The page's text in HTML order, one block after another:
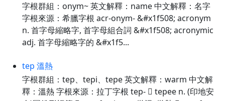
字根群組：onym~ 英文解釋：name 中文解釋：名字
字根來源：希臘字根 acr-onym- &#x1f508; acronym
n. 首字母縮略字, 首字母組合詞 &#x1f508; acronymic
adj. 首字母縮略字的 &#x1f5...
tep 溫熱
字根群組：tep、tepi、tepe 英文解釋：warm 中文解
釋：溫熱 字根來源：拉丁字根 tep-  tepee n. (印地安